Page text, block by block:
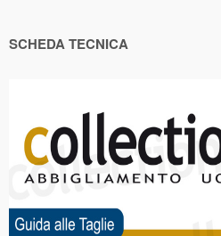
SCHEDA TECNICA